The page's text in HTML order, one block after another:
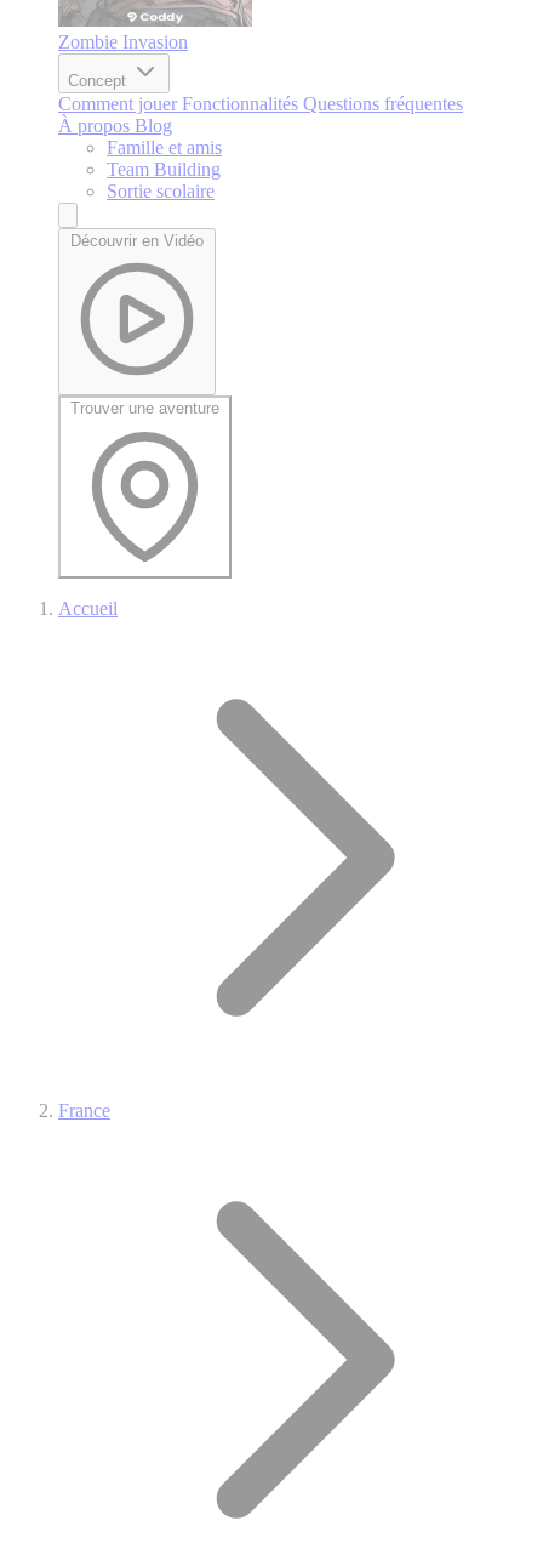
Zombie Invasion
Concept
Comment jouer Fonctionnalités Questions fréquentes
À propos Blog
Famille et amis
Team Building
Sortie scolaire
Découvrir en Vidéo
Trouver une aventure
Accueil
France